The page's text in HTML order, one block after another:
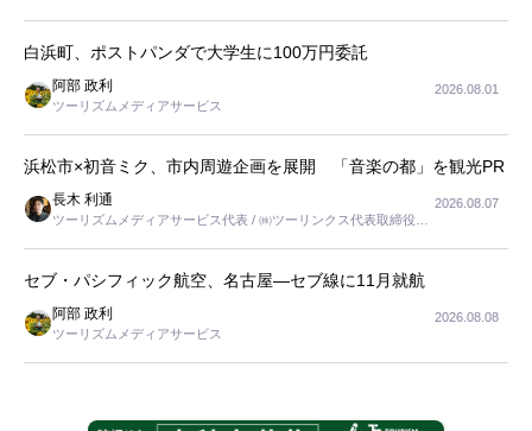
白浜町、ポストパンダで大学生に100万円委託
阿部 政利
ツーリズムメディアサービス
2026.08.01
浜松市×初音ミク、市内周遊企画を展開 「音楽の都」を観光PR
長木 利通
ツーリズムメディアサービス代表 / ㈱ツーリンクス代表取締役社
2026.08.07
セブ・パシフィック航空、名古屋―セブ線に11月就航
阿部 政利
ツーリズムメディアサービス
2026.08.08